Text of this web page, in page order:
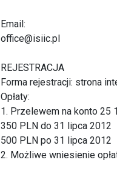
Email:
office@isiic.pl
REJESTRACJA
Forma rejestracji: strona
Opłaty:
1. Przelewem na konto 25
350 PLN do 31 lipca 2012
500 PLN po 31 lipca 2012
2. Możliwe wniesienie